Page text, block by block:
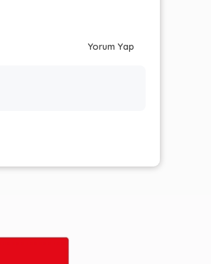
Yorum Yap